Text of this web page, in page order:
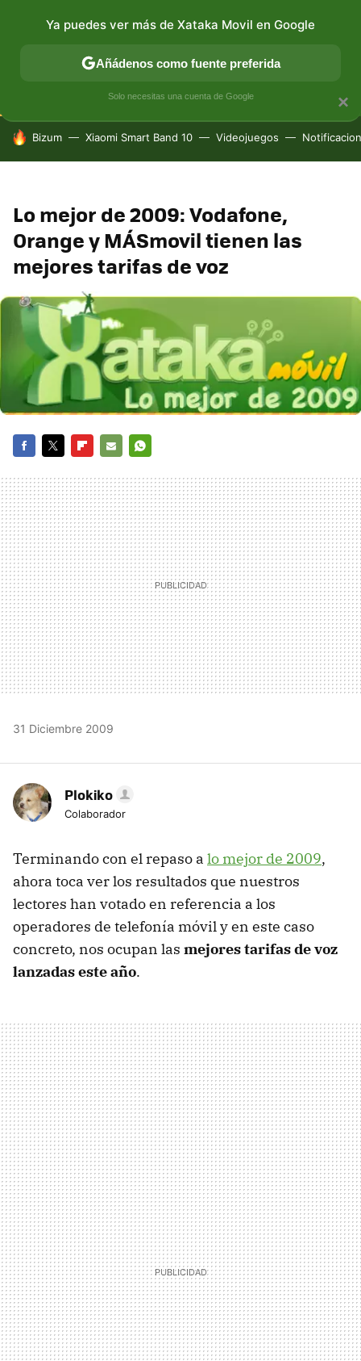
CONECTIVIDAD MÓVIL Y SOCIEDAD APLICACIONES
HOY SE HABLA DE
Bizum Xiaomi Smart Band 10 Videojuegos
Lo mejor de 2009: Vodafone,
Orange y MÁSmovil tienen las
mejores tarifas de voz
MAIL
31 Diciembre 2009
Plokiko
Colaborador
Terminando con el repaso a lo mejor de 2009,
ahora toca ver los resultados que nuestros
lectores han votado en referencia a los
operadores de telefonía móvil y en este caso
concreto, nos ocupan las mejores tarifas de voz
lanzadas este año.
×
Ya puedes ver más de Xataka Movil en Google
Añádenos como fuente preferida
Solo necesitas una cuenta de Google